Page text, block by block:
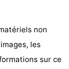
non
les
sur ce